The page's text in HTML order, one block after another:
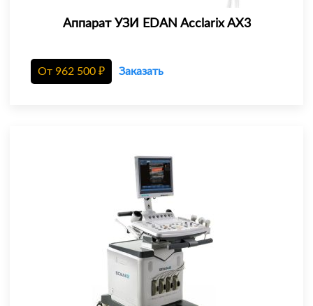
Аппарат УЗИ EDAN Acclarix AX3
От 962 500 ₽ Заказать